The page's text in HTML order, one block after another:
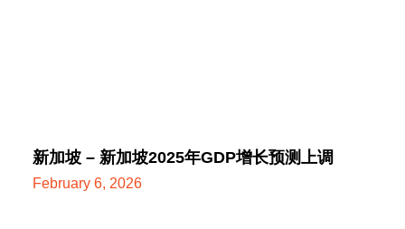
新加坡 – 新加坡2025年GDP增长预测上调
February 6, 2026